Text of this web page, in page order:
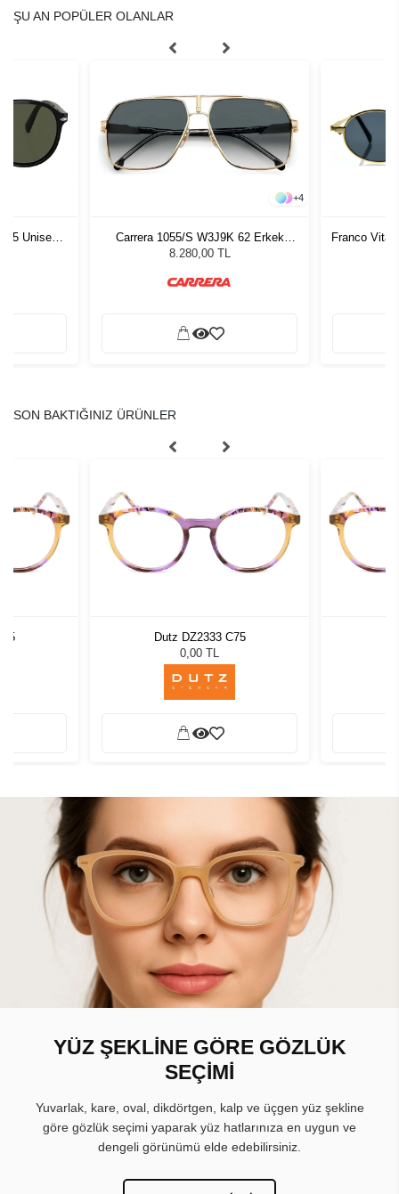
ŞU AN POPÜLER OLANLAR
55 Unisex
+4
Carrera 1055/S W3J9K 62 Erkek
Güneş Gözlüğü
8.280,00 TL
Franco Vital
SON BAKTIĞINIZ ÜRÜNLER
Dutz DZ2333 C75
0,00 TL
YÜZ ŞEKLİNE GÖRE GÖZLÜK
SEÇİMİ
Yuvarlak, kare, oval, dikdörtgen, kalp ve üçgen yüz şekline
göre gözlük seçimi yaparak yüz hatlarınıza en uygun ve
dengeli görünümü elde edebilirsiniz.